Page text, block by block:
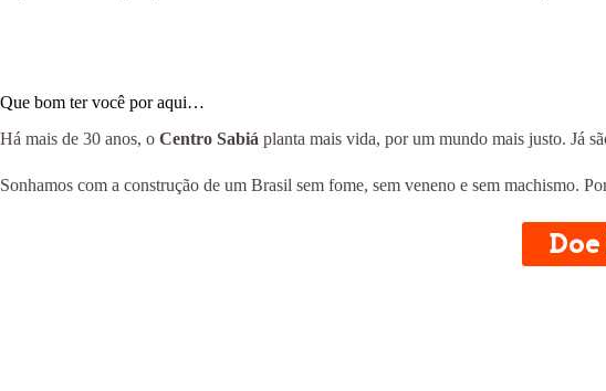
Que bom ter você por aqui…
Há mais de 30 anos, o Centro Sabiá planta mais vida, por um mundo mais justo. Já
Sonhamos com a construção de um Brasil sem fome, sem veneno e sem machismo.